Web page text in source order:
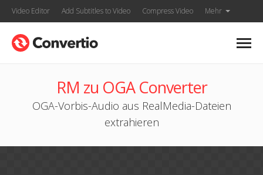
Video Editor Add Subtitles to Video Compress Video Mehr
RM zu OGA Converter
OGA-Vorbis-Audio aus RealMedia-Dateien
extrahieren